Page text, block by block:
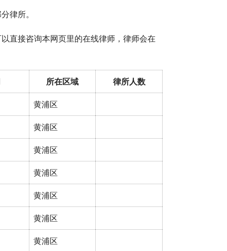
律所。
直接咨询本网页里的在线律师，律师会在
所在区域 律所人数
黄浦区
黄浦区
黄浦区
黄浦区
黄浦区
黄浦区
黄浦区